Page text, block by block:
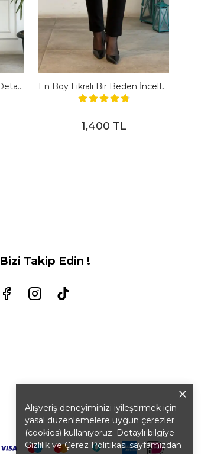
Alışveriş deneyiminizi iyileştirmek için
yasal düzenlemelere uygun çerezler
(cookies) kullanıyoruz. Detaylı bilgiye
Gizlilik ve Çerez Politikasısayfamızdan
Polo Yaka Çizgili Gömlek Detaylı Kısa Kollu Takım - BORDO En Boy Likralı Bir Beden İncelten Pantolon - SIYAH
1,400 TL
Bizi Takip Edin !